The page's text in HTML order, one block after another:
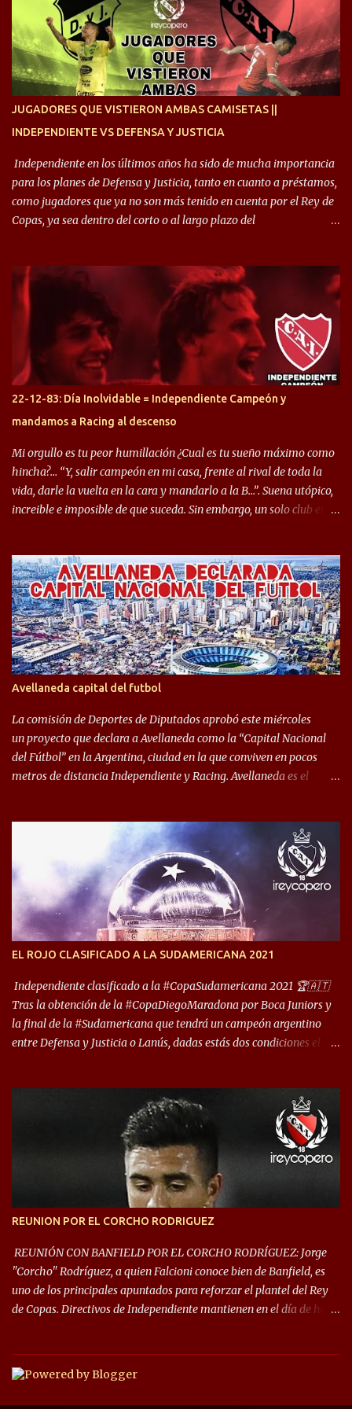
siempre en mi corazón”. 🎙️“Siempre que me tocó vestir la camiseta
quise dar lo mejor. Si me toca marcharme, estoy agradecido al
hincha”. 🎙️“El equipo hizo un gran trabajo, quedó demostrado en el
resultado. Es nuestro segundo partido, en la pretemporada nos
enfocamos en la preparación física. El grupo está encontrando la
JUGADORES QUE VISTIERON AMBAS CAMISETAS ||
INDEPENDIENTE VS DEFENSA Y JUSTICIA
Independiente en los últimos años ha sido de mucha importancia
para los planes de Defensa y Justicia, tanto en cuanto a préstamos,
como jugadores que ya no son más tenido en cuenta por el Rey de
Copas, ya sea dentro del corto o al largo plazo del
Halcón de Varela, como lo es Brian Romero, quien paso a
préstamo allí durante el último mercado de pases y ha rendido de
gran manera, convirtiendo goles importantes, sobre todo en la
copa sudamericana. Pero no sucedió lo mismo en cuanto al
rendimiento que ha producido en el Rojo. Pasando a jugadores que
jugaron en Defensa y ahora están en el rojo, tenemos a la dupla
Gastón Togni y Domingo Blanco, donde ambos explotaron
futbolísticamente hablando en el equipo de Varela, donde, por
ejemplo, el caso de Mingo llego a ser tenido en cuenta para el
Seleccionado Argentino, rendimiento que aún no ha logrado
mostrar en Independiente. En e...
22-12-83: Día Inolvidable = Independiente Campeón y
mandamos a Racing al descenso
Mi orgullo es tu peor humillación ¿Cual es tu sueño máximo como
hincha?… “Y, salir campeón en mi casa, frente al rival de toda la
vida, darle la vuelta en la cara y mandarlo a la B…”. Suena utópico,
increible e imposible de que suceda. Sin embargo, un solo club en el
campeonato del '83 año consagratorio para el Rojo y, por el otro, el
haber mandado al descenso a su eterno rival. 22 de diciembre de
1983 es una fecha que pocos hinchas de Independiente pueden
dejar en el olvido. Es que ese día, el "Rojo" derrotó a Racing por 2 a
0, se consagró campeón y, además, mandó al descenso a su eterno
rival. El clásico de Avellaneda marcó el epílogo del campeonato,
algo totalmente inusual para estas épocas, donde la violencia no
permite encuentros de riesgo sobre el final de los torneos. En la
década del ochenta y con una democracia flo...
Avellaneda capital del futbol
La comisión de Deportes de Diputados aprobó este miércoles
un proyecto que declara a Avellaneda como la “Capital Nacional
del Fútbol” en la Argentina, ciudad en la que conviven en pocos
metros de distancia Independiente y Racing. Avellaneda es el
Libertadores de América) los distancian solo 150 metros. Por ello
son protagonistas de un clásico de los más picantes del fútbol
argentino. De ella también forma parte Arsenal, equipo que
transitó por la primera división del fútbol local durante muchos
años. Dock Sud es otro de los que comparten esas tierras, aunque el
foco de atención es la convivencia Independiente - Racing. “No
deporte”, afirmó Facundo Moyano. “Creo que Avellaneda...
EL ROJO CLASIFICADO A LA SUDAMERICANA 2021
Independiente clasificado a la #CopaSudamericana 2021 🏆🇦🇹
Tras la obtención de la #CopaDiegoMaradona por Boca Juniors y
la final de la #Sudamericana que tendrá un campeón argentino
entre Defensa y Justicia o Lanús, dadas estás dos condiciones el
que iniciará en fase de grupos con 6 partidos, de los cuales sólo los
primeros de cada grupo jugarán los 8vos. con los 3ros. mejores de
las fases de grupos de la #CopaLibertadores 2021. ¡Este año hay
noche de Copas Rey! ⚽🇦🇹👑🏆.
REUNION POR EL CORCHO RODRIGUEZ
REUNIÓN CON BANFIELD POR EL CORCHO RODRÍGUEZ: Jorge
"Corcho" Rodríguez, a quien Falcioni conoce bien de Banfield, es
uno de los principales apuntados para reforzar el plantel del Rey
de Copas. Directivos de Independiente mantienen en el día de hoy
préstamo con opción de compra pero, por lo que se sabe, Banfield
busca vender al menos el 50% del pase por una cifra cercana a los
1,5 millones de dólares. El volante central titular del Banfield y